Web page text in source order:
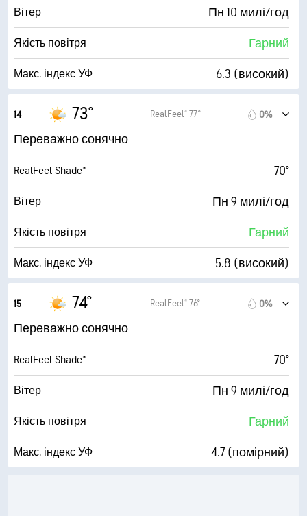
AccuLumen Brightness Index™ 9 (Дуже яскраво)
Хмарний покрив 24%
Видимість 10 милі
Вітер Пн 10 милі/год
Якість повітря Гарний
Макс. індекс УФ 6.3 (високий)
Вологість
Точка роси 51° F
AccuLumen Brightness Index™ 9 (Дуже яскраво)
Хмарний покрив 19%
Видимість 10 милі
14 73° RealFeel® 77° 0%
Переважно сонячно
RealFeel Shade™ 70°
Вітер Пн 9 милі/год
Якість повітря Гарний
Макс. індекс УФ 5.8 (високий)
Вологість
Точка роси 51° F
AccuLumen Brightness Index™ 9 (Дуже яскраво)
Хмарний покрив 14%
Видимість 10 милі
15 74° RealFeel® 76° 0%
Переважно сонячно
RealFeel Shade™ 70°
Вітер Пн 9 милі/год
Якість повітря Гарний
Макс. індекс УФ 4.7 (помірний)